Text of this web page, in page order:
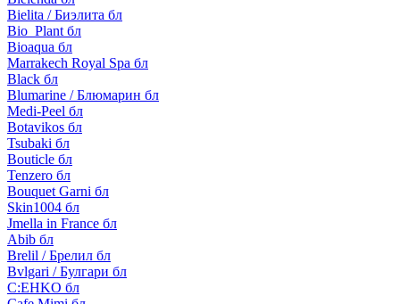
Bielita / Биэлита бл
Bio_Plant бл
Bioaqua бл
Marrakech Royal Spa бл
Black бл
Blumarine / Блюмарин бл
Medi-Peel бл
Botavikos бл
Tsubaki бл
Bouticle бл
Tenzero бл
Bouquet Garni бл
Skin1004 бл
Jmella in France бл
Abib бл
Brelil / Брелил бл
Bvlgari / Булгари бл
C:EHKO бл